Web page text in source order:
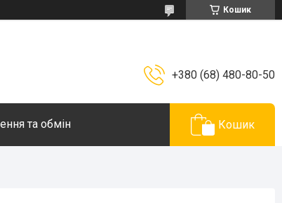
Кошик
+380 (68) 480-80-50
та обмін Кошик